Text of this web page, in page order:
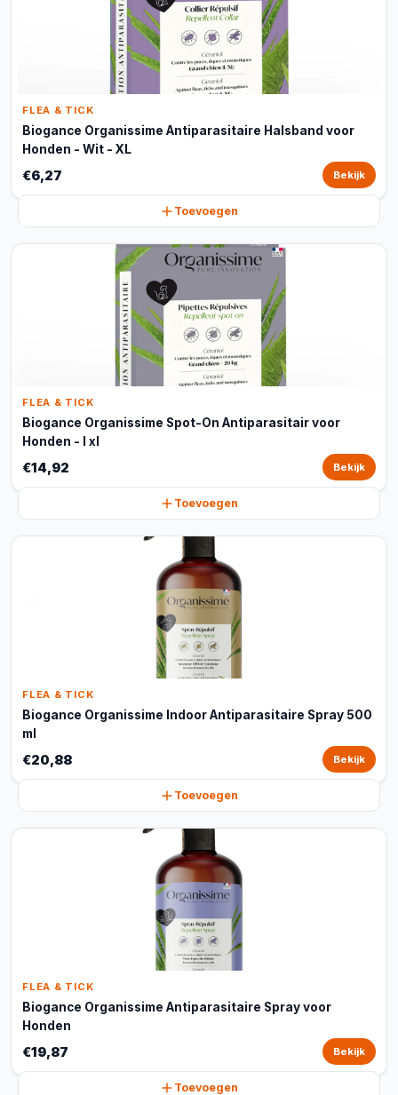
FLEA & TICK
Biogance Organissime Antiparasitaire Halsband voor
Honden - Wit - XL
€6,27 Bekijk
Toevoegen
FLEA & TICK
Biogance Organissime Spot-On Antiparasitair voor
Honden - l xl
€14,92 Bekijk
Toevoegen
FLEA & TICK
Biogance Organissime Indoor Antiparasitaire Spray 500
ml
€20,88 Bekijk
Toevoegen
FLEA & TICK
Biogance Organissime Antiparasitaire Spray voor
Honden
€19,87 Bekijk
Toevoegen